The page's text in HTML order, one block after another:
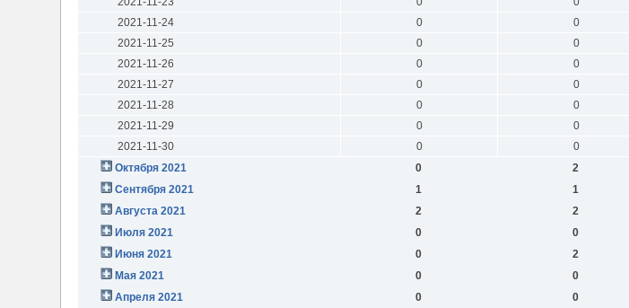
2021-11-24
0 0
2021-11-25
0 0
2021-11-26
0 0
2021-11-27
0 0
2021-11-28
0 0
2021-11-29
0 0
2021-11-30
0 0
Октября 2021
0 2
Сентября 2021
1 1
Августа 2021
2 2
Июля 2021
0 0
Июня 2021
0 2
Мая 2021
0 0
Апреля 2021
0 0